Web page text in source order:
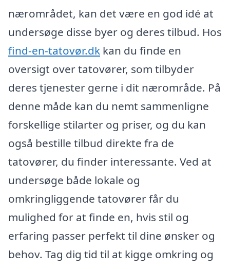
nærområdet, kan det være en god idé at
undersøge disse byer og deres tilbud. Hos
find-en-tatovør.dk kan du finde en
oversigt over tatovører, som tilbyder
deres tjenester gerne i dit nærområde. På
denne måde kan du nemt sammenligne
forskellige stilarter og priser, og du kan
også bestille tilbud direkte fra de
tatovører, du finder interessante. Ved at
undersøge både lokale og
omkringliggende tatovører får du
mulighed for at finde en, hvis stil og
erfaring passer perfekt til dine ønsker og
behov. Tag dig tid til at kigge omkring og